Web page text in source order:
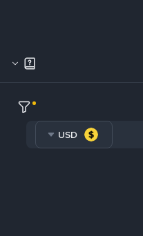
USD